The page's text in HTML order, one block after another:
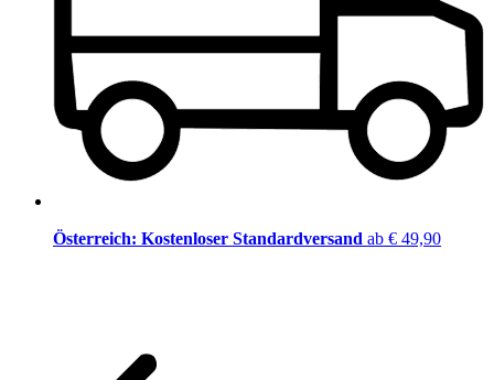
Österreich: Kostenloser Standardversand ab € 49,90